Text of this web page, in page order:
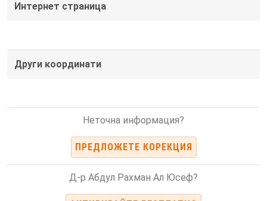
Интернет страница
Други координати
Неточна информация?
ПРЕДЛОЖЕТЕ КОРЕКЦИЯ
Д-р Абдул Рахман Ал Юсеф?